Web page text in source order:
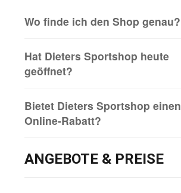
Wo finde ich den Shop genau?
Hat Dieters Sportshop heute
geöffnet?
Bietet Dieters Sportshop einen
Online-Rabatt?
ANGEBOTE & PREISE